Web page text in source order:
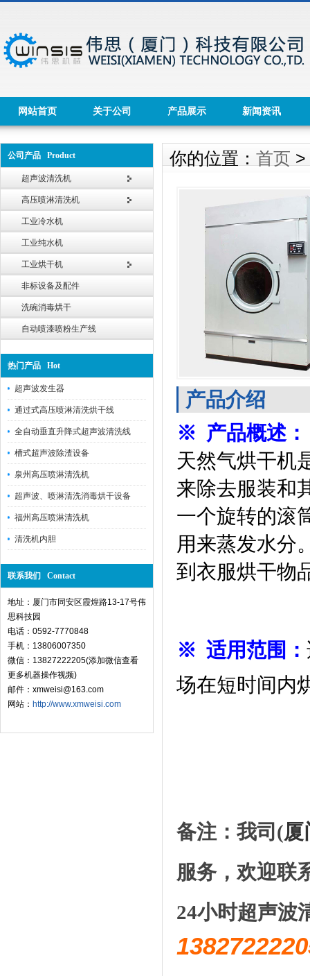
网站首页 关于公司 产品展示 新闻资讯
公司产品 Product
超声波清洗机
高压喷淋清洗机
工业冷水机
工业纯水机
工业烘干机
非标设备及配件
洗碗消毒烘干
自动喷漆喷粉生产线
热门产品 Hot
超声波发生器
通过式高压喷淋清洗烘干线
全自动垂直升降式超声波清洗线
槽式超声波除渣设备
泉州高压喷淋清洗机
超声波、喷淋清洗消毒烘干设备
福州高压喷淋清洗机
清洗机内胆
联系我们 Contact
地址：厦门市同安区霞煌路13-17号伟
思科技园
电话：0592-7770848
手机：13806007350
微信：13827222205(添加微信查看
更多机器操作视频)
邮件：xmweisi@163.com
网站： http://www.xmweisi.com
你的位置： 首页 >
产品介绍
※ 产品概述：
天然气烘干机
来除去服装和
一个旋转的滚
用来蒸发水分
到衣服烘干物
※ 适用范围：
场在短时间内
备注：我司(厦
服务，欢迎联
24小时超声波